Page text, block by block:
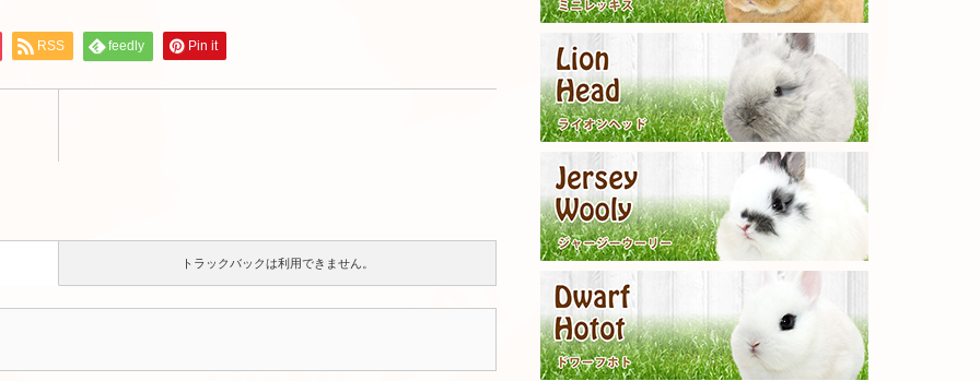
RSS feedly Pin it
トラックバックは利用できません。